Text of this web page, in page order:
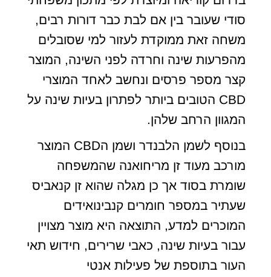
סודי שעובר בין אם לבת כבר דורות רבים,
משחה זאת ממוקדת לעזור למי שסובלים
מהפרעות שינה וחרדה לפני השינה, המוצר
קצר מספר פרסים ונחשב לאחד המוצרי
CBD הטובים ביותר לפתרון בעיות שינה על
המגוון הרחב שלהן.
בנוסף לשמן הלבנדר ושמן הCBD המוצר
מורכב מעוד זן מריחואנה שהמשפחה
שומרת בסוד אך כן מגלה שהוא זן קנאביס
שעתיר במספר חומרים קנבינואידים
המוכרים למדע, התוצאה היא מוצר מצויין
עבור בעיות שינה, כאבי שרירים, חידוש תאי
העור בתוספת של פעילות אנטי